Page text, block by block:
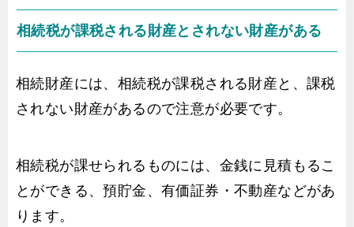
相続税が課税される財産とされない財産がある
相続財産には、相続税が課税される財産と、課税
されない財産があるので注意が必要です。
相続税が課せられるものには、金銭に見積もるこ
とができる、預貯金、有価証券・不動産などがあ
ります。